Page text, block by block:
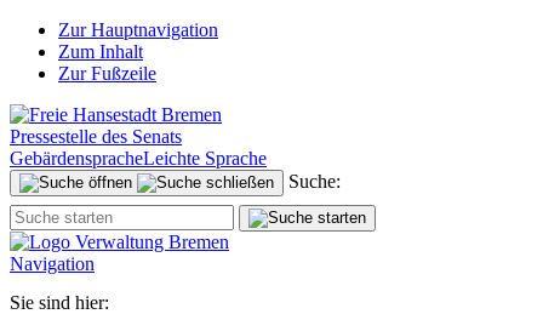
Zur Hauptnavigation
Zum Inhalt
Zur Fußzeile
Pressestelle des Senats
GebärdenspracheLeichte Sprache
Suche:
Navigation
Sie sind hier: